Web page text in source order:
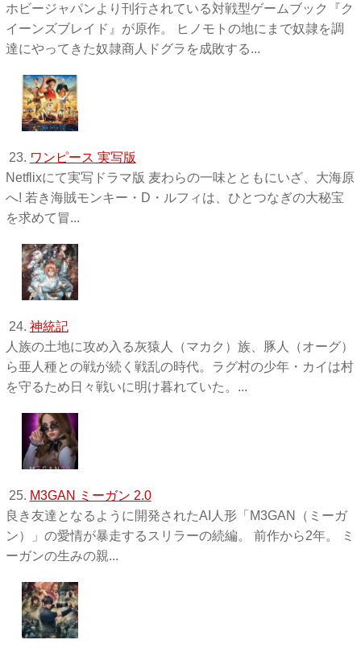
ホビージャパンより刊行されている対戦型ゲームブック『ク
イーンズブレイド』が原作。 ヒノモトの地にまで奴隷を調
達にやってきた奴隷商人ドグラを成敗する...
23. ワンピース 実写版
Netflixにて実写ドラマ版 麦わらの一味とともにいざ、大海原
へ! 若き海賊モンキー・D・ルフィは、ひとつなぎの大秘宝
を求めて冒...
24. 神統記
人族の土地に攻め入る灰猿人（マカク）族、豚人（オーグ）
ら亜人種との戦が続く戦乱の時代。ラグ村の少年・カイは村
を守るため日々戦いに明け暮れていた。...
25. M3GAN ミーガン 2.0
良き友達となるように開発されたAI人形「M3GAN（ミーガ
ン）」の愛情が暴走するスリラーの続編。 前作から2年。 ミ
ーガンの生みの親...